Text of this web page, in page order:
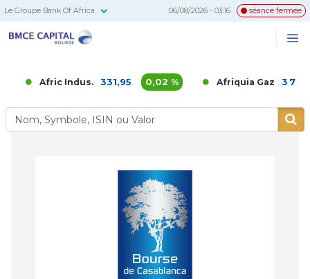
Le Groupe Bank Of Africa 06/08/2026 - 03:16 séance fermée
Afric Indus. 331,95 0,02 % Afriquia Gaz 3